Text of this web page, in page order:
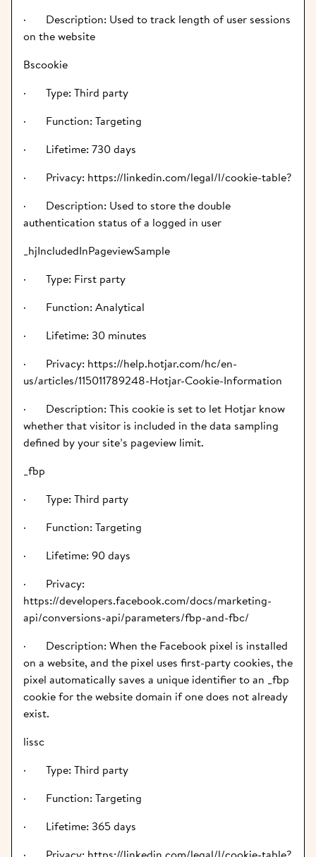
·       Description: Used to track length of user sessions
on the website
Bscookie
·       Type: Third party
·       Function: Targeting
·       Lifetime: 730 days
·       Privacy: https://linkedin.com/legal/l/cookie-table?
·       Description: Used to store the double
authentication status of a logged in user
_hjIncludedInPageviewSample
·       Type: First party
·       Function: Analytical
·       Lifetime: 30 minutes
·       Privacy: https://help.hotjar.com/hc/en-
us/articles/115011789248-Hotjar-Cookie-Information
·       Description: This cookie is set to let Hotjar know
whether that visitor is included in the data sampling
defined by your site’s pageview limit.
_fbp
·       Type: Third party
·       Function: Targeting
·       Lifetime: 90 days
·       Privacy:
https://developers.facebook.com/docs/marketing-
api/conversions-api/parameters/fbp-and-fbc/
·       Description: When the Facebook pixel is installed
on a website, and the pixel uses first-party cookies, the
pixel automatically saves a unique identifier to an _fbp
cookie for the website domain if one does not already
exist.
lissc
·       Type: Third party
·       Function: Targeting
·       Lifetime: 365 days